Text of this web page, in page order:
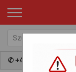
✆ +48 797 009 981